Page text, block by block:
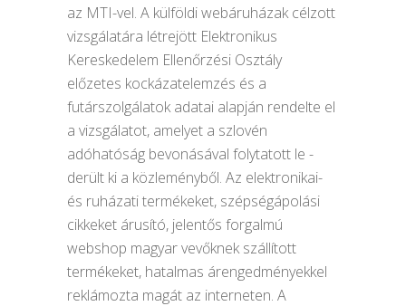
az MTI-vel. A külföldi webáruházak célzott
vizsgálatára létrejött Elektronikus
Kereskedelem Ellenőrzési Osztály
előzetes kockázatelemzés és a
futárszolgálatok adatai alapján rendelte el
a vizsgálatot, amelyet a szlovén
adóhatóság bevonásával folytatott le -
derült ki a közleményből. Az elektronikai-
és ruházati termékeket, szépségápolási
cikkeket árusító, jelentős forgalmú
webshop magyar vevőknek szállított
termékeket, hatalmas árengedményekkel
reklámozta magát az interneten. A